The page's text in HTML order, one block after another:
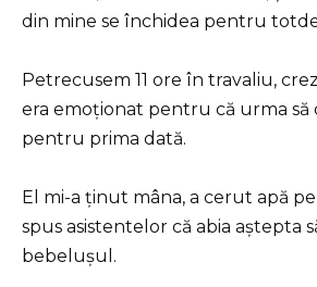
din mine se închidea pentru
Petrecusem 11 ore în travaliu,
era emoționat pentru că urma să
pentru prima dată.
El mi-a ținut mâna, a cerut apă
spus asistentelor că abia aștepta
bebelușul.